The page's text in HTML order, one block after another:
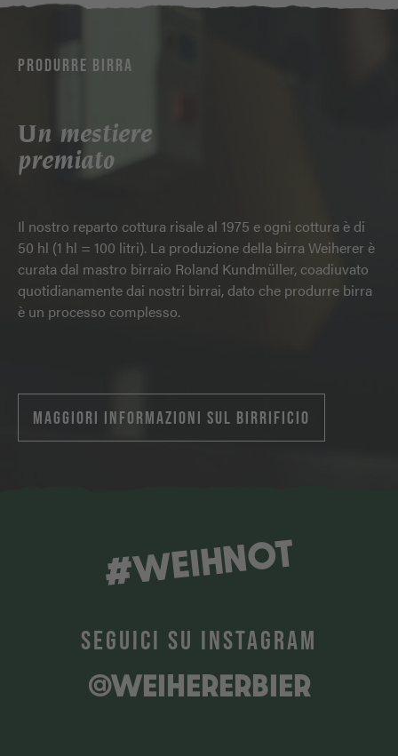
PRODURRE BIRRA
Un mestiere
premiato
Il nostro reparto cottura risale al 1975 e ogni cottura è di
50 hl (1 hl = 100 litri). La produzione della birra Weiherer è
curata dal mastro birraio Roland Kundmüller, coadiuvato
quotidianamente dai nostri birrai, dato che produrre birra
è un processo complesso.
MAGGIORI INFORMAZIONI SUL BIRRIFICIO
#WEIHNOT
SEGUICI SU INSTAGRAM
@WEIHERERBIER